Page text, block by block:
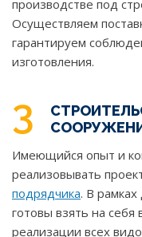
производстве под
Осуществляем
гарантируем
изготовления.
3
Имеющийся опыт и
реализовывать
подрядчика. В рамках
готовы взять на себя
реализации всех